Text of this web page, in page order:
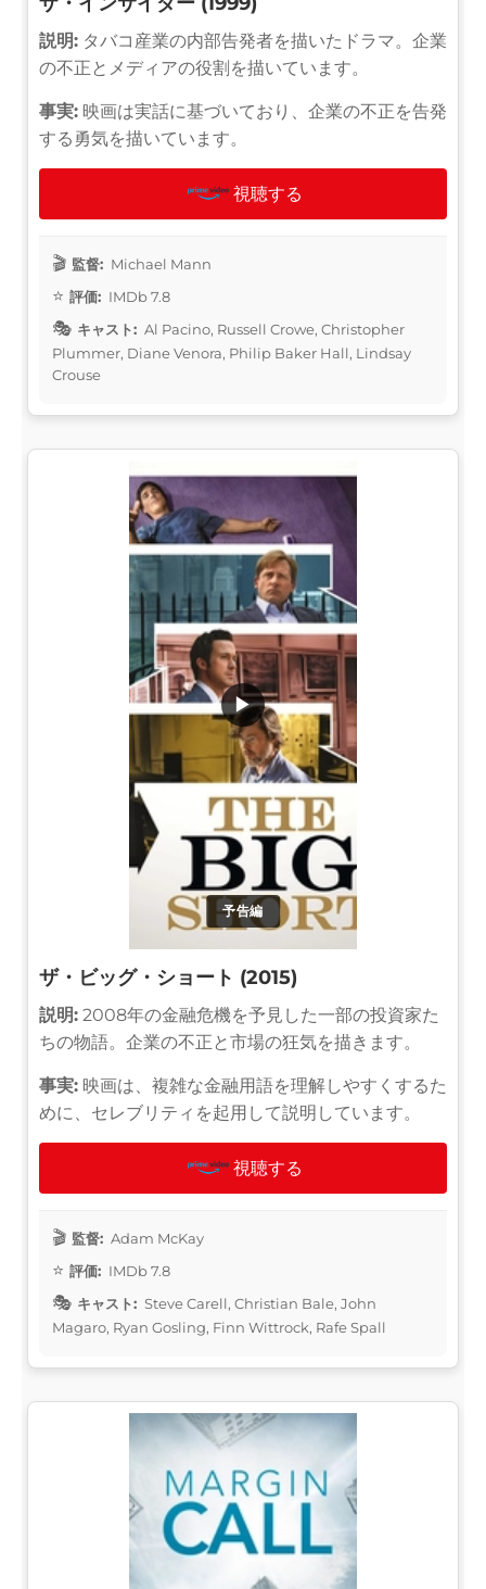
説明: タバコ産業の内部告発者を描いたドラマ。企業
の不正とメディアの役割を描いています。
事実: 映画は実話に基づいており、企業の不正を告発
する勇気を描いています。
視聴する
監督: Michael Mann
評価: IMDb 7.8
キャスト: Al Pacino, Russell Crowe, Christopher
Plummer, Diane Venora, Philip Baker Hall, Lindsay
Crouse
予告編
▶
ザ・ビッグ・ショート (2015)
説明: 2008年の金融危機を予見した一部の投資家た
ちの物語。企業の不正と市場の狂気を描きます。
事実: 映画は、複雑な金融用語を理解しやすくするた
めに、セレブリティを起用して説明しています。
視聴する
監督: Adam McKay
評価: IMDb 7.8
キャスト: Steve Carell, Christian Bale, John
Magaro, Ryan Gosling, Finn Wittrock, Rafe Spall